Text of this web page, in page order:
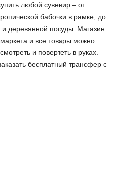
любой сувенир – от
бабочки в рамке, до
и деревянной посуды. Магазин
и все товары можно
и повертеть в руках.
бесплатный трансфер с